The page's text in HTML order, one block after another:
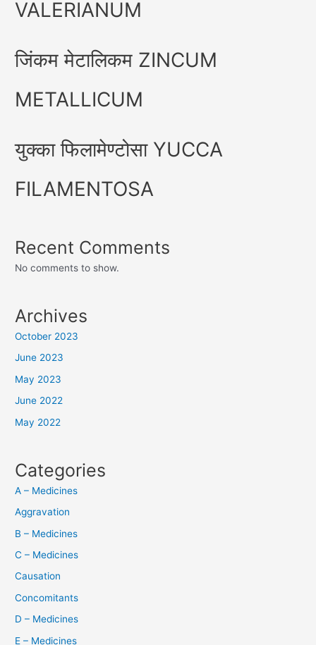
VALERIANUM
जिंकम मेटालिकम ZINCUM
METALLICUM
युक्का फिलामेण्टोसा YUCCA
FILAMENTOSA
Recent Comments
No comments to show.
Archives
October 2023
June 2023
May 2023
June 2022
May 2022
Categories
A – Medicines
Aggravation
B – Medicines
C – Medicines
Causation
Concomitants
D – Medicines
E – Medicines